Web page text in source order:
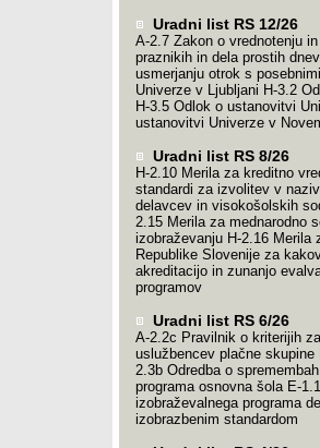
Uradni list RS 12/26
A-2.7 Zakon o vrednotenju
praznikih in dela prostih
usmerjanju otrok s
Univerze v Ljubljani H-3.2
H-3.5 Odlok o ustanovitvi
ustanovitvi Univerze v
Uradni list RS 8/26
H-2.10 Merila za kreditno
standardi za izvolitev v
delavcev in visokošolskih
2.15 Merila za mednarodno
izobraževanju H-2.16 Merila
Republike Slovenije za
akreditacijo in zunanjo
programov
Uradni list RS 6/26
A-2.2c Pravilnik o kriterijih
uslužbencev plačne
2.3b Odredba o
programa osnovna šola E-
izobraževalnega programa
izobrazbenim standardom